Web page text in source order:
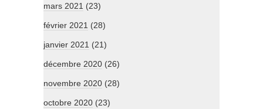
mars 2021 (23)
février 2021 (28)
janvier 2021 (21)
décembre 2020 (26)
novembre 2020 (28)
octobre 2020 (23)